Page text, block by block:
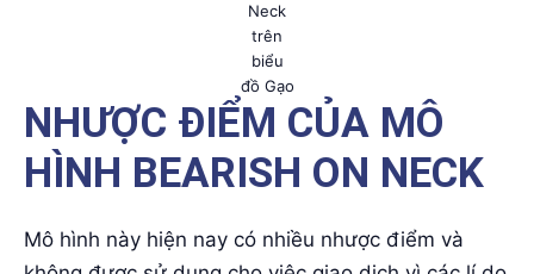
Mô hình này hiện nay có nhiều nhược điểm và
không được sử dụng cho việc giao dịch vì các lí do
sau đây:
Độ tin cậy không cao: mô hình này xuất hiện
nghĩa khác nhau, vậy nên nhà giao dịch khó